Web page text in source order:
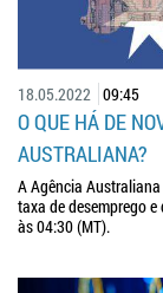
18.05.2022 09:45
O QUE HÁ DE
AUSTRALIANA?
A Agência
taxa de desemprego
às 04:30 (MT).